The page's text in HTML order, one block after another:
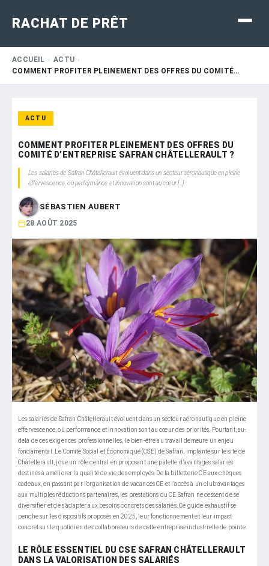
RACHAT DE PRÊT
ACCUEIL
ACTU
COMMENT PROFITER PLEINEMENT DES OFFRES DU COMITÉ…
ACTU
COMMENT PROFITER PLEINEMENT DES OFFRES DU
COMITÉ D’ENTREPRISE SAFRAN CHÂTELLERAULT ?
Les salariés de Safran Châtellerault évoluent dans un secteur aéronautique en pleine
effervescence, où performance et innovation sont au cœur […]
SÉBASTIEN AUBERT
28 AOÛT 2025
Les salariés de Safran Châtellerault évoluent dans un secteur aéronautique en pleine
effervescence, où performance et innovation sont au cœur des priorités. Pourtant, au-
delà de ces exigences professionnelles, le bien-être au travail demeure un enjeu
fondamental. Le Comité Social et Économique (CSE) de Safran, implanté sur le site de
Châtellerault, joue un rôle central en proposant une palette d’avantages salariés
destinés à améliorer la qualité de vie des employés. De la billetterie CE aux chèques
cadeaux, en passant par l’organisation de vacances CE et l’accès à un club avantages
aux multiples réductions partenaires, les prestations du CE Safran ne cessent de se
diversifier et de s’adapter aux besoins concrets des salariés. Ce guide exhaustif se
penche sur les dispositifs proposés en 2025, leur fonctionnement et leur impact
concret sur le quotidien des collaborateurs de cette entreprise industrielle de pointe.
LE RÔLE ESSENTIEL DU CSE SAFRAN CHÂTELLERAULT
DANS LA VALORISATION DES SALARIÉS